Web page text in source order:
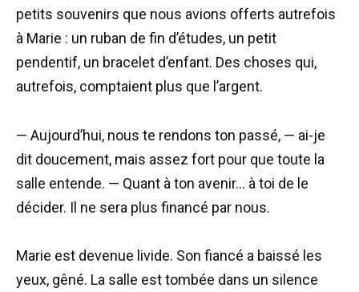
petits souvenirs que nous avions offerts autrefois
à Marie : un ruban de fin d’études, un petit
pendentif, un bracelet d’enfant. Des choses qui,
autrefois, comptaient plus que l’argent.
— Aujourd’hui, nous te rendons ton passé, — ai-je
dit doucement, mais assez fort pour que toute la
salle entende. — Quant à ton avenir… à toi de le
décider. Il ne sera plus financé par nous.
Marie est devenue livide. Son fiancé a baissé les
yeux, gêné. La salle est tombée dans un silence